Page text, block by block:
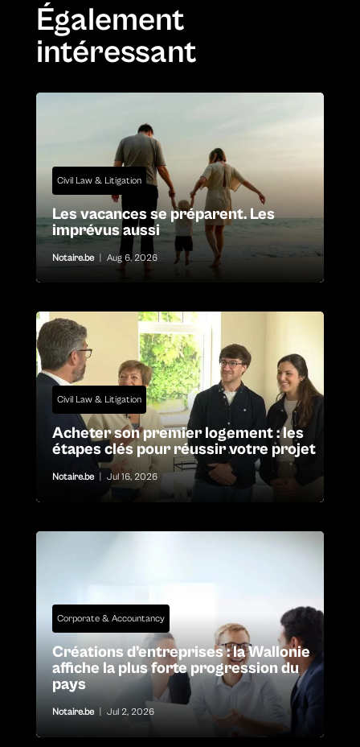
Également
intéressant
Civil Law & Litigation
Les vacances se préparent. Les
imprévus aussi
Notaire.be Aug 6, 2026
Civil Law & Litigation
Acheter son premier logement : les
étapes clés pour réussir votre projet
Notaire.be Jul 16, 2026
Corporate & Accountancy
Créations d’entreprises : la Wallonie
affiche la plus forte progression du
pays
Notaire.be Jul 2, 2026